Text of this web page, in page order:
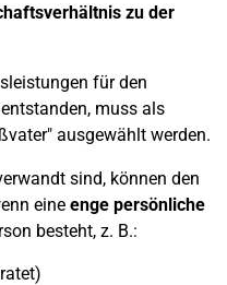
zu der
für den
muss als
ausgewählt werden.
sind, können den
eine enge persönliche
besteht, z. B.: